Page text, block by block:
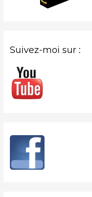
Suivez-moi sur :